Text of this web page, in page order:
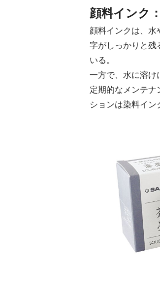
顔料インク
顔料インクは、水
字がしっかりと残
いる。
一方で、水に溶け
定期的なメンテナ
ションは染料イン